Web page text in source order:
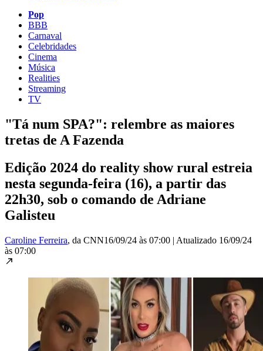
Pop
BBB
Carnaval
Celebridades
Cinema
Música
Realities
Streaming
TV
"Tá num SPA?": relembre as maiores
tretas de A Fazenda
Edição 2024 do reality show rural estreia
nesta segunda-feira (16), a partir das
22h30, sob o comando de Adriane
Galisteu
Caroline Ferreira, da CNN16/09/24 às 07:00 | Atualizado 16/09/24
às 07:00